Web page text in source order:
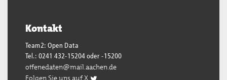
Kontakt
Team2: Open Data
Tel.: 0241 432-15204 oder -15200
offenedaten@mail.aachen.de
Folgen Sie uns auf X